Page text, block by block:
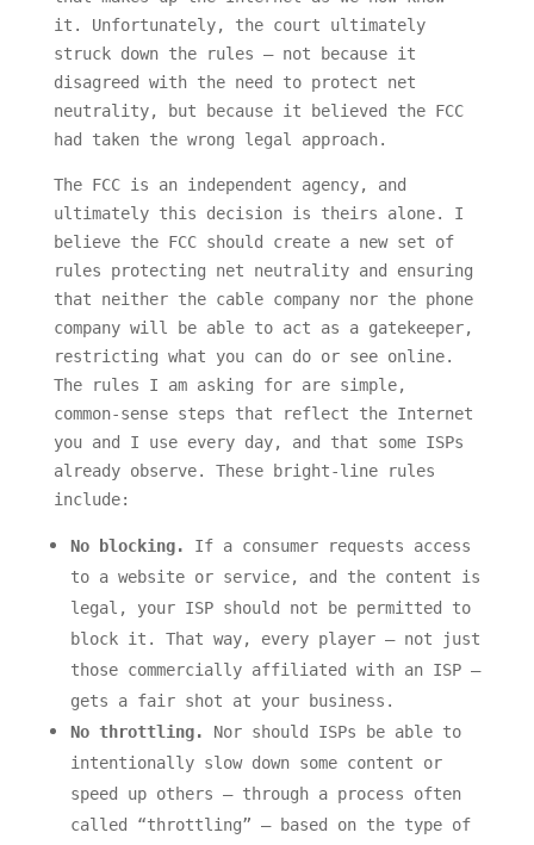
it. Unfortunately, the court ultimately
struck down the rules — not because it
disagreed with the need to protect net
neutrality, but because it believed the FCC
had taken the wrong legal approach.
The FCC is an independent agency, and
ultimately this decision is theirs alone. I
believe the FCC should create a new set of
rules protecting net neutrality and ensuring
that neither the cable company nor the phone
company will be able to act as a gatekeeper,
restricting what you can do or see online.
The rules I am asking for are simple,
common-sense steps that reflect the Internet
you and I use every day, and that some ISPs
already observe. These bright-line rules
include:
No blocking.
If a consumer requests access
to a website or service, and the content is
legal, your ISP should not be permitted to
block it. That way, every player — not just
those commercially affiliated with an ISP —
gets a fair shot at your business.
No throttling.
Nor should ISPs be able to
intentionally slow down some content or
speed up others — through a process often
called “throttling” — based on the type of